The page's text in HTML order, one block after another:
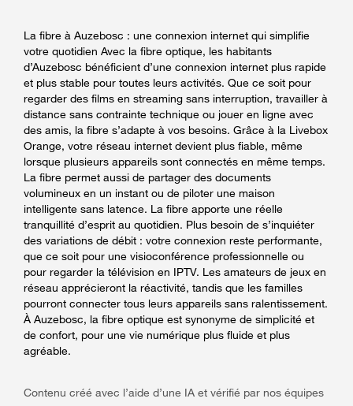
La fibre à Auzebosc : une connexion internet qui simplifie
votre quotidien Avec la fibre optique, les habitants
d’Auzebosc bénéficient d’une connexion internet plus rapide
et plus stable pour toutes leurs activités. Que ce soit pour
regarder des films en streaming sans interruption, travailler à
distance sans contrainte technique ou jouer en ligne avec
des amis, la fibre s’adapte à vos besoins. Grâce à la Livebox
Orange, votre réseau internet devient plus fiable, même
lorsque plusieurs appareils sont connectés en même temps.
La fibre permet aussi de partager des documents
volumineux en un instant ou de piloter une maison
intelligente sans latence. La fibre apporte une réelle
tranquillité d’esprit au quotidien. Plus besoin de s’inquiéter
des variations de débit : votre connexion reste performante,
que ce soit pour une visioconférence professionnelle ou
pour regarder la télévision en IPTV. Les amateurs de jeux en
réseau apprécieront la réactivité, tandis que les familles
pourront connecter tous leurs appareils sans ralentissement.
À Auzebosc, la fibre optique est synonyme de simplicité et
de confort, pour une vie numérique plus fluide et plus
agréable.
Contenu créé avec l’aide d’une IA et vérifié par nos équipes